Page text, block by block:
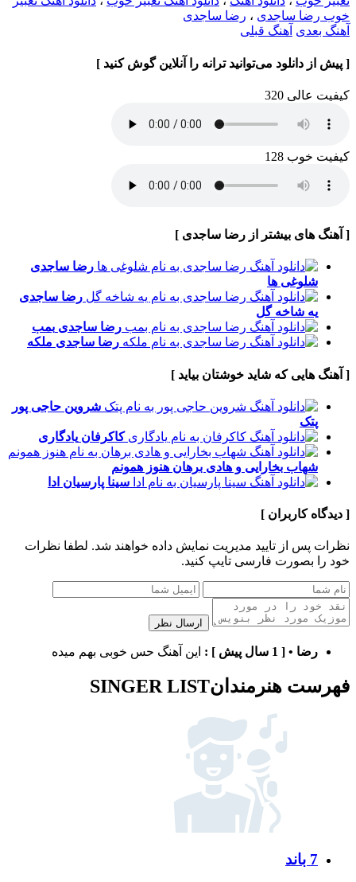
خوب‎ رضا ساجدی
، رضا ساجدی
آهنگ بعدی آهنگ قبلی
[ پیش از دانلود می‌توانید ترانه را آنلاین گوش کنید ]
کیفیت عالی 320
کیفیت خوب 128
[ آهنگ های بیشتر از رضا ساجدی ]
رضا ساجدی
شلوغی ها
رضا ساجدی
یه شاخه گل
رضا ساجدی بمب
رضا ساجدی ملکه
[ آهنگ هایی که شاید خوشتان بیاید ]
شروین حاجی پور
پتک
کاکرفان یادگاری
شهاب بخارایی و هادی برهان هنوز همونم
سینا پارسیان ادا
[ دیدگاه کاربران ]
نظرات پس از تایید مدیریت نمایش داده خواهند شد. لطفا نظرات
خود را بصورت فارسی تایپ کنید.
ارسال نظر
رضا • [ 1 سال پیش ] : این آهنگ حس خوبی بهم میده
فهرست هنرمندانSINGER LIST
7 باند